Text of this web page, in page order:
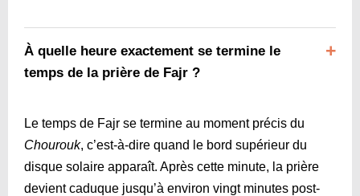
À quelle heure exactement se termine le
temps de la prière de Fajr ?
Le temps de Fajr se termine au moment précis du
Chourouk, c’est-à-dire quand le bord supérieur du
disque solaire apparaît. Après cette minute, la prière
devient caduque jusqu’à environ vingt minutes post-